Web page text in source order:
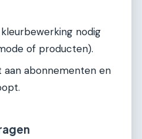
nodig
of producten).
aan abonnementen en